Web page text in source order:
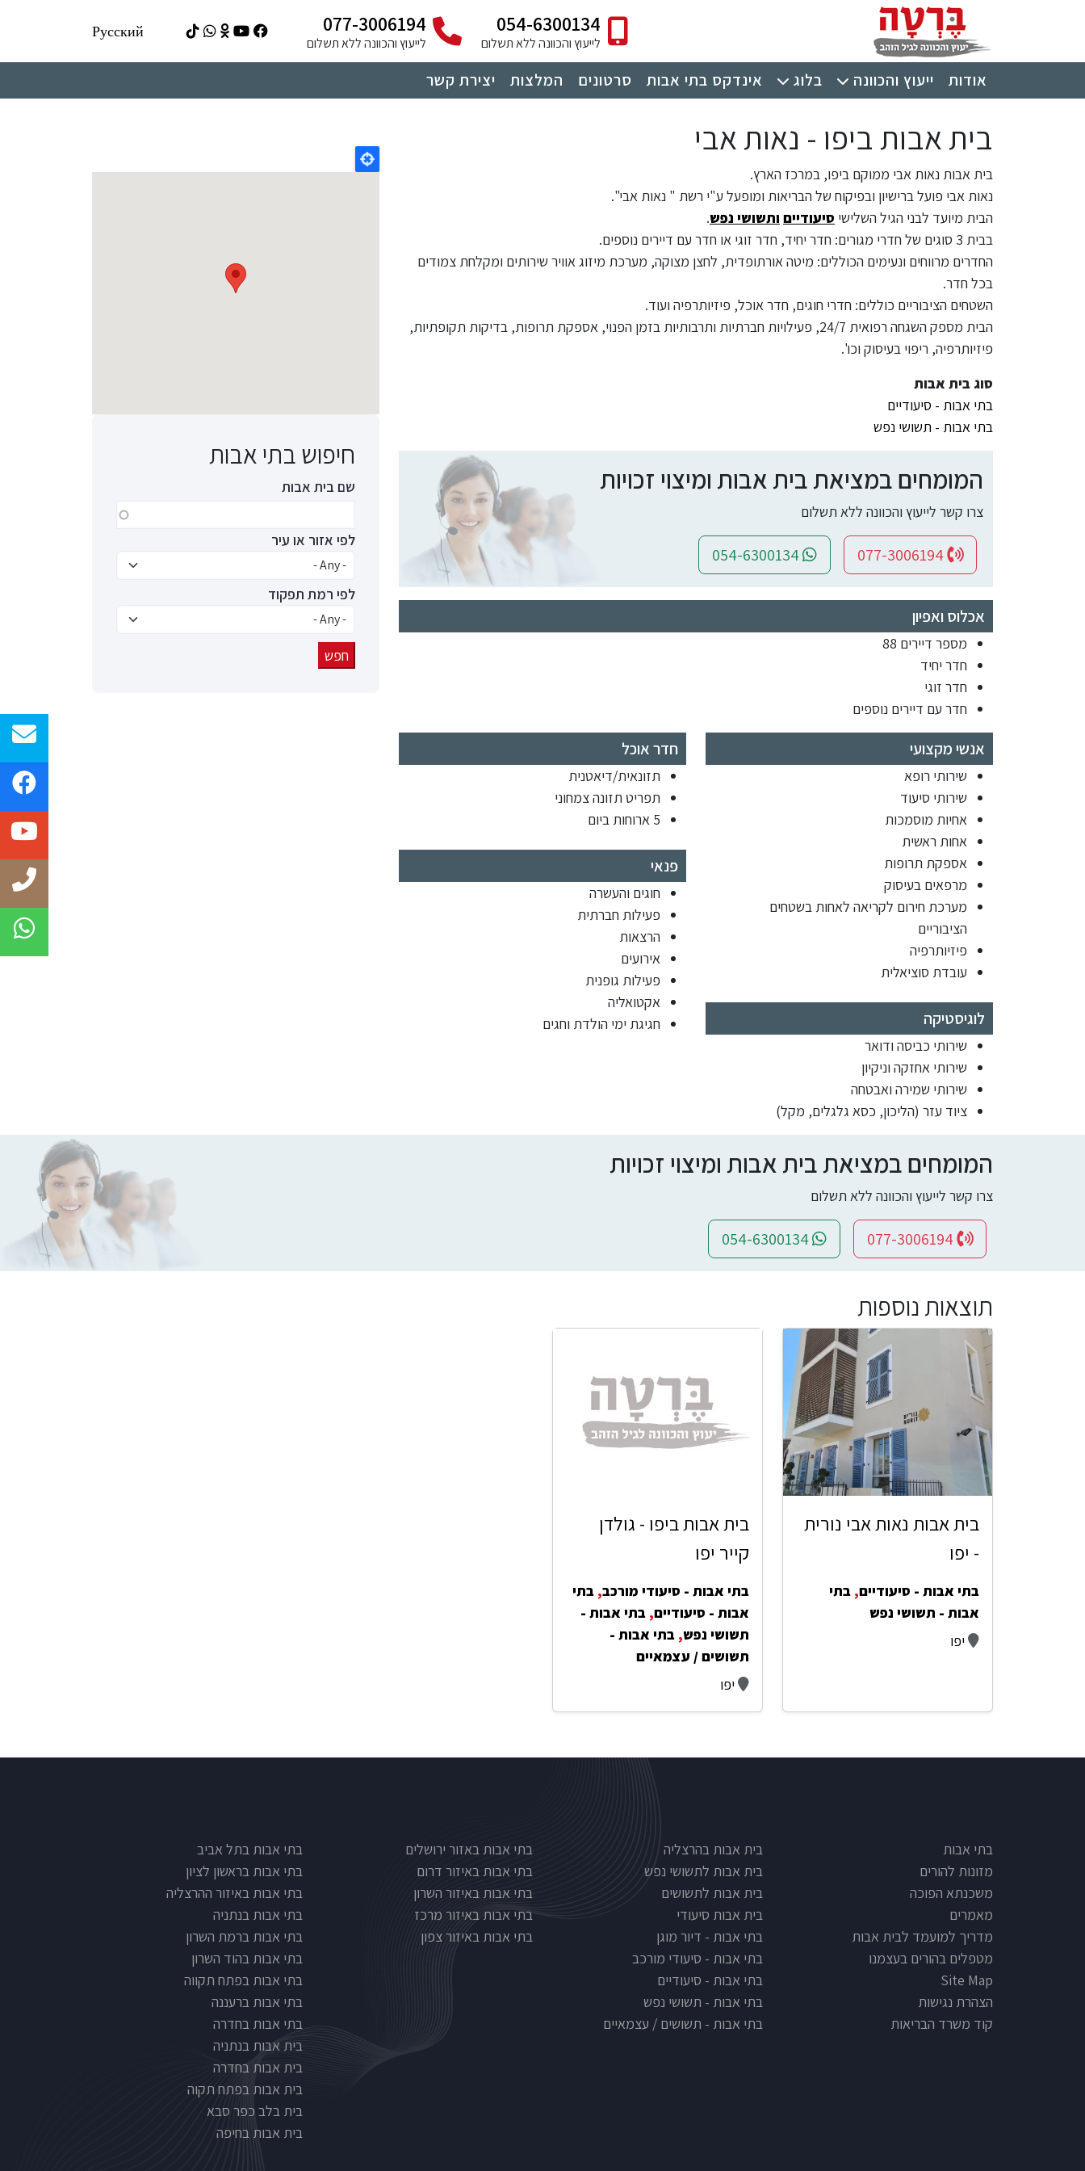
054-6300134
לייעוץ והכוונה ללא תשלום
077-3006194
לייעוץ והכוונה ללא תשלום
Русский
תפריט ראשי
אודות ייעוץ והכוונה בלוג אינדקס בתי אבות סרטונים המלצות יצירת קשר
בית אבות ביפו - נאות אבי
בית אבות נאות אבי ממוקם ביפו, במרכז הארץ.
נאות אבי פועל ברישיון ובפיקוח של הבריאות ומופעל ע"י רשת " נאות אבי".
הבית מיועד לבני הגיל השלישי סיעודיים ותשושי נפש.
בבית 3 סוגים של חדרי מגורים: חדר יחיד, חדר זוגי או חדר עם דיירים נוספים.
החדרים מרווחים ונעימים הכוללים: מיטה אורתופדית, לחצן מצוקה, מערכת מיזוג אוויר שירותים ומקלחת צמודים
בכל חדר.
השטחים הציבוריים כוללים: חדרי חוגים, חדר אוכל, פיזיותרפיה ועוד.
הבית מספק השגחה רפואית 24/7, פעילויות חברתיות ותרבותיות בזמן הפנוי, אספקת תרופות, בדיקות תקופתיות,
פיזיותרפיה, ריפוי בעיסוק וכו'.
סוג בית אבות
בתי אבות - סיעודיים
בתי אבות - תשושי נפש
המומחים במציאת בית אבות ומיצוי זכויות
צרו קשר לייעוץ והכוונה ללא תשלום
אכלוס ואפיון
מספר דיירים 88
חדר יחיד
חדר זוגי
חדר עם דיירים נוספים
חדר אוכל
תזונאית/דיאטנית
תפריט תזונה צמחוני
5 ארוחות ביום
אנשי מקצועי
שירותי רופא
שירותי סיעוד
אחיות מוסמכות
אחות ראשית
אספקת תרופות
מרפאים בעיסוק
מערכת חירום לקריאה לאחות בשטחים
הציבוריים
פיזיותרפיה
עובדת סוציאלית
פנאי
חוגים והעשרה
פעילות חברתית
הרצאות
אירועים
פעילות גופנית
אקטואליה
חגיגת ימי הולדת וחגים
לוגיסטיקה
שירותי כביסה ודואר
שירותי אחזקה וניקיון
שירותי שמירה ואבטחה
ציוד עזר (הליכון, כסא גלגלים, מקל)
חיפוש בתי אבות
שם בית אבות
לפי אזור או עיר
לפי רמת תפקוד
המומחים במציאת בית אבות ומיצוי זכויות
צרו קשר לייעוץ והכוונה ללא תשלום
תוצאות נוספות
בית אבות נאות אבי נורית
- יפו
בתי אבות - סיעודיים, בתי
אבות - תשושי נפש
יפו
בית אבות ביפו - גולדן
קייר יפו
בתי אבות - סיעודי מורכב, בתי
אבות - סיעודיים, בתי אבות -
תשושי נפש, בתי אבות -
תשושים / עצמאיים
יפו
Footer
בתי אבות
מזונות להורים
משכנתא הפוכה
מאמרים
מדריך למועמד לבית אבות
מטפלים בהורים בעצמנו
Site Map
הצהרת נגישות
קוד משרד הבריאות
Nursinghouse type
בית אבות בהרצליה
בית אבות לתשושי נפש
בית אבות לתשושים
בית אבות סיעודי
בתי אבות - דיור מוגן
בתי אבות - סיעודי מורכב
בתי אבות - סיעודיים
בתי אבות - תשושי נפש
בתי אבות - תשושים / עצמאיים
בתי אבות לפי אזורים
בתי אבות באזור ירושלים
בתי אבות באיזור דרום
בתי אבות באיזור השרון
בתי אבות באיזור מרכז
בתי אבות באיזור צפון
בתי אבות בתל אביב
בתי אבות בראשון לציון
בתי אבות באיזור ההרצליה
בתי אבות בנתניה
בתי אבות ברמת השרון
בתי אבות בהוד השרון
בתי אבות בפתח תקווה
בתי אבות ברעננה
בתי אבות בחדרה
בית אבות בנתניה
בית אבות בחדרה
בית אבות בפתח תקוה
בית בלב כפר סבא
בית אבות בחיפה